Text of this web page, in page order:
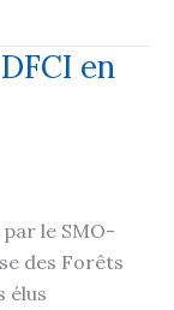
en
le SMO-
des Forêts
élus